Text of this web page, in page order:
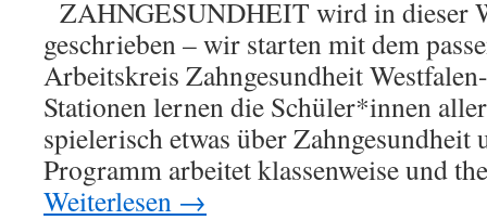
ZAHNGESUNDHEIT wird in dieser
geschrieben – wir starten mit dem
Arbeitskreis Zahngesundheit
Stationen lernen die Schüler*innen
spielerisch etwas über Zahngesundheit
Programm arbeitet klassenweise und
Weiterlesen →